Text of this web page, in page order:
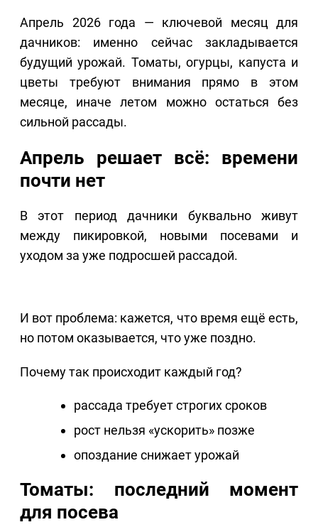
Апрель 2026 года — ключевой месяц для
дачников: именно сейчас закладывается
будущий урожай. Томаты, огурцы, капуста и
цветы требуют внимания прямо в этом
месяце, иначе летом можно остаться без
сильной рассады.
Апрель решает всё: времени
почти нет
В этот период дачники буквально живут
между пикировкой, новыми посевами и
уходом за уже подросшей рассадой.
И вот проблема: кажется, что время ещё есть,
но потом оказывается, что уже поздно.
Почему так происходит каждый год?
рассада требует строгих сроков
рост нельзя «ускорить» позже
опоздание снижает урожай
Томаты: последний момент
для посева